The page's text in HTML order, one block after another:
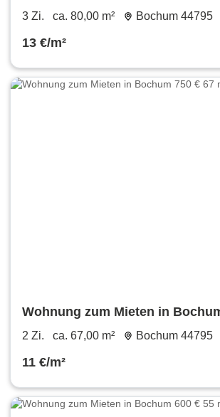
m²
3 Zi. ca. 80,00 m² Bochum 44795
13 €/m²
Wohnung zum Mieten in
2 Zi. ca. 67,00 m² Bochum 44795
11 €/m²